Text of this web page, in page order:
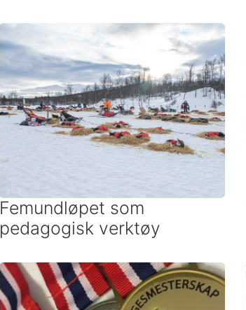
Femundløpet som
pedagogisk verktøy